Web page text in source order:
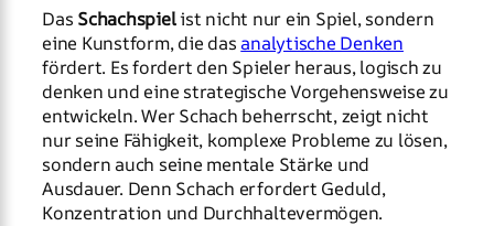
Das Schachspielist nicht nur ein Spiel, sondern
eine Kunstform, die dasanalytische Denken
fördert. Es fordert den Spieler heraus, logisch zu
denken und eine strategische Vorgehensweise zu
entwickeln. Wer Schach beherrscht, zeigt nicht
nur seine Fähigkeit, komplexe Probleme zu lösen,
sondern auch seine mentale Stärke und
Ausdauer. Denn Schach erfordert Geduld,
Konzentration und Durchhaltevermögen.